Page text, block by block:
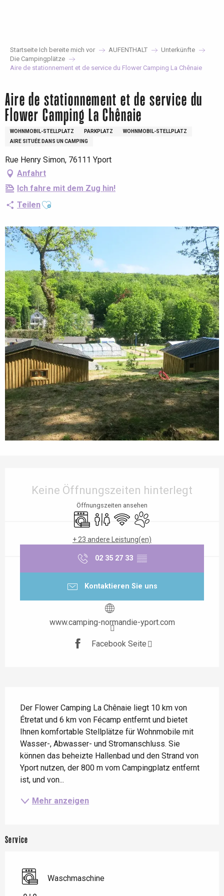
Startseite Ich bereite mich vor AUFENTHALT
Unterkünfte
Die Campingplätze
Aire de stationnement et de service du Flower Camping La Chênaie
Aire de stationnement et de service du
Flower Camping La Chênaie
WOHNMOBIL-STELLPLATZ PARKPLATZ
WOHNMOBIL-STELLPLATZ
AIRE SITUÉE DANS UN CAMPING
Rue Henry Simon, 76111 Yport
Anfahrt
Ich fahre mit dem Zug hin!
TeilenAjouter aux favoris
Keine Öffnungszeiten hinterlegt
Öffnungszeiten ansehen
Waschmaschine
ToilettenWi-Fi Tiere erlaubt
+ 23 andere Leistung(en)
02 35 27 33 ▒▒
Kontaktieren Sie uns
www.camping-normandie-yport.com
Facebook Seite
Der Flower Camping La Chênaie liegt 10 km von
Étretat und 6 km von Fécamp entfernt und bietet
Ihnen komfortable Stellplätze für Wohnmobile mit
Wasser-, Abwasser- und Stromanschluss. Sie
können das beheizte Hallenbad und den Strand von
Yport nutzen, der 800 m vom Campingplatz entfernt
ist, und von...
Mehr anzeigen
Service
Waschmaschine